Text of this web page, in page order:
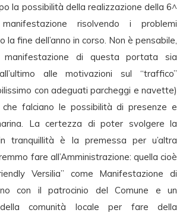
la possibilità della realizzazione della 6^
risolvendo i problemi
la fine dell’anno in corso. Non è pensabile,
di questa portata sia
alle motivazioni sul “traffico”
con adeguati parcheggi e navette)
falciano le possibilità di presenze e
La certezza di poter svolgere la
tranquillità è la premessa per u’altra
fare all’Amministrazione: quella cioè
Versilia” come Manifestazione di
con il patrocinio del Comune e un
della comunità locale per fare della